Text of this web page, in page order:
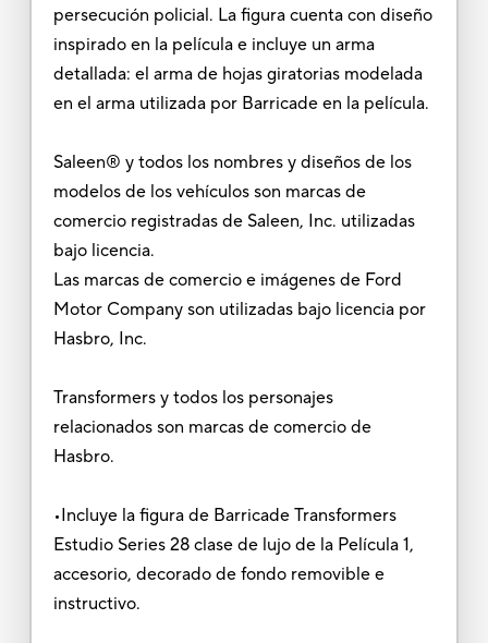
persecución policial. La figura cuenta con diseño
inspirado en la película e incluye un arma
detallada: el arma de hojas giratorias modelada
en el arma utilizada por Barricade en la película.
Saleen® y todos los nombres y diseños de los
modelos de los vehículos son marcas de
comercio registradas de Saleen, Inc. utilizadas
bajo licencia.
Las marcas de comercio e imágenes de Ford
Motor Company son utilizadas bajo licencia por
Hasbro, Inc.
Transformers y todos los personajes
relacionados son marcas de comercio de
Hasbro.
•Incluye la figura de Barricade Transformers
Estudio Series 28 clase de lujo de la Película 1,
accesorio, decorado de fondo removible e
instructivo.